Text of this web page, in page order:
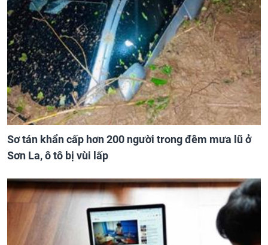
Sơ tán khẩn cấp hơn 200 người trong đêm mưa lũ ở
Sơn La, ô tô bị vùi lấp